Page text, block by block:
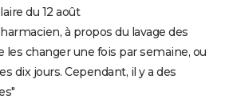
du 12 août
à propos du lavage des
les changer une fois par semaine, ou
dix jours. Cependant, il y a des